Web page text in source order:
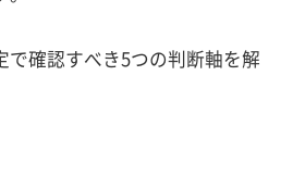
で確認すべき5つの判断軸を解